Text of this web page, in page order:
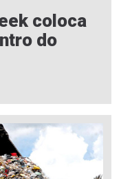
coloca
do